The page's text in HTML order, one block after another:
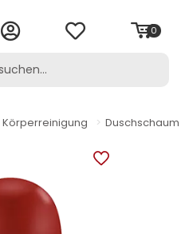
0
Körperreinigung > Duschschaum